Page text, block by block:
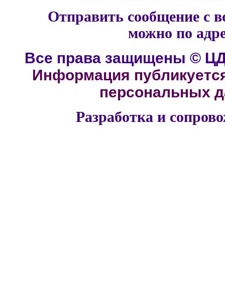
Отправить сообщение с
можно по
Все права защищены ©
Информация
персональных
Разработка и